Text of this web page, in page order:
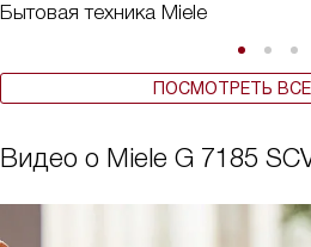
Бытовая техника Miele
ПОСМОТРЕТЬ
Видео о Miele G 7185